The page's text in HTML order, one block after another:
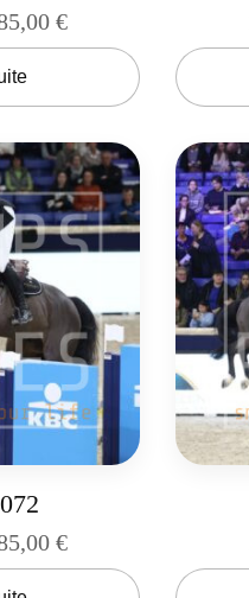
€
€